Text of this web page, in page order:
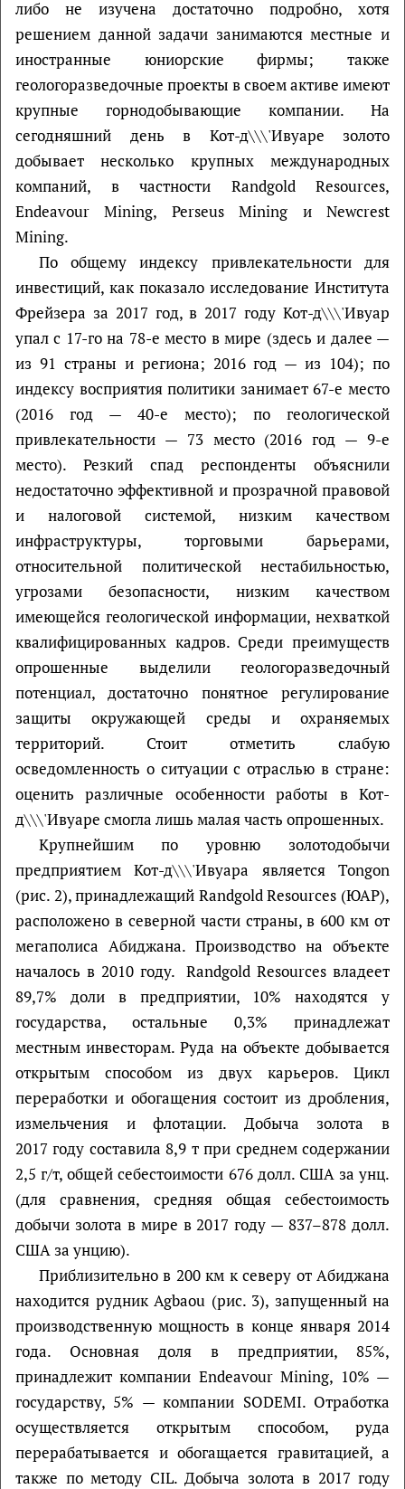
либо не изучена достаточно подробно, хотя
решением данной задачи занимаются местные и
иностранные юниорские фирмы; также
геологоразведочные проекты в своем активе имеют
крупные горнодобывающие компании. На
сегодняшний день в Кот-д\\\'Ивуаре золото
добывает несколько крупных международных
компаний, в частности Randgold Resources,
Endeavour Mining, Perseus Mining и Newcrest
Mining.
По общему индексу привлекательности для
инвестиций, как показало исследование Института
Фрейзера за 2017 год, в 2017 году Кот-д\\\'Ивуар
упал с 17-го на 78-е место в мире (здесь и далее —
из 91 страны и региона; 2016 год — из 104); по
индексу восприятия политики занимает 67-е место
(2016 год — 40-е место); по геологической
привлекательности — 73 место (2016 год — 9-е
место). Резкий спад респонденты объяснили
недостаточно эффективной и прозрачной правовой
и налоговой системой, низким качеством
инфраструктуры, торговыми барьерами,
относительной политической нестабильностью,
угрозами безопасности, низким качеством
имеющейся геологической информации, нехваткой
квалифицированных кадров. Среди преимуществ
опрошенные выделили геологоразведочный
потенциал, достаточно понятное регулирование
защиты окружающей среды и охраняемых
территорий. Стоит отметить слабую
осведомленность о ситуации с отраслью в стране:
оценить различные особенности работы в Кот-
д\\\'Ивуаре смогла лишь малая часть опрошенных.
Крупнейшим по уровню золотодобычи
предприятием Кот-д\\\'Ивуара является Tongon
(рис. 2), принадлежащий Randgold Resources (ЮАР),
расположено в северной части страны, в 600 км от
мегаполиса Абиджана. Производство на объекте
началось в 2010 году. Randgold Resources владеет
89,7% доли в предприятии, 10% находятся у
государства, остальные 0,3% принадлежат
местным инвесторам. Руда на объекте добывается
открытым способом из двух карьеров. Цикл
переработки и обогащения состоит из дробления,
измельчения и флотации. Добыча золота в
2017 году составила 8,9 т при среднем содержании
2,5 г/т, общей себестоимости 676 долл. США за унц.
(для сравнения, средняя общая себестоимость
добычи золота в мире в 2017 году — 837–878 долл.
США за унцию).
Приблизительно в 200 км к северу от Абиджана
находится рудник Agbaou (рис. 3), запущенный на
производственную мощность в конце января 2014
года. Основная доля в предприятии, 85%,
принадлежит компании Endeavour Mining, 10% —
государству, 5% — компании SODEMI. Отработка
осуществляется открытым способом, руда
перерабатывается и обогащается гравитацией, а
также по методу CIL. Добыча золота в 2017 году